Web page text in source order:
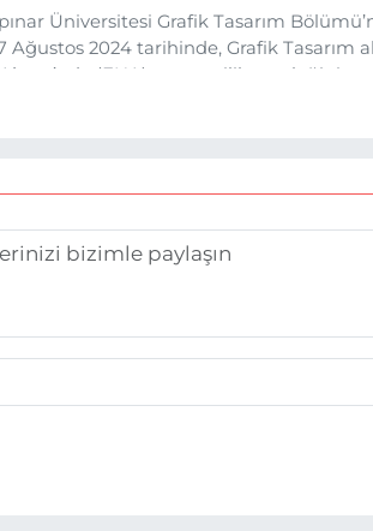
Üniversitesi Grafik Tasarım
Ağustos 2024 tarihinde, Grafik Tasarım
(EHA) gazetecilik mesleğinin
etkisiyle basın sektörüne